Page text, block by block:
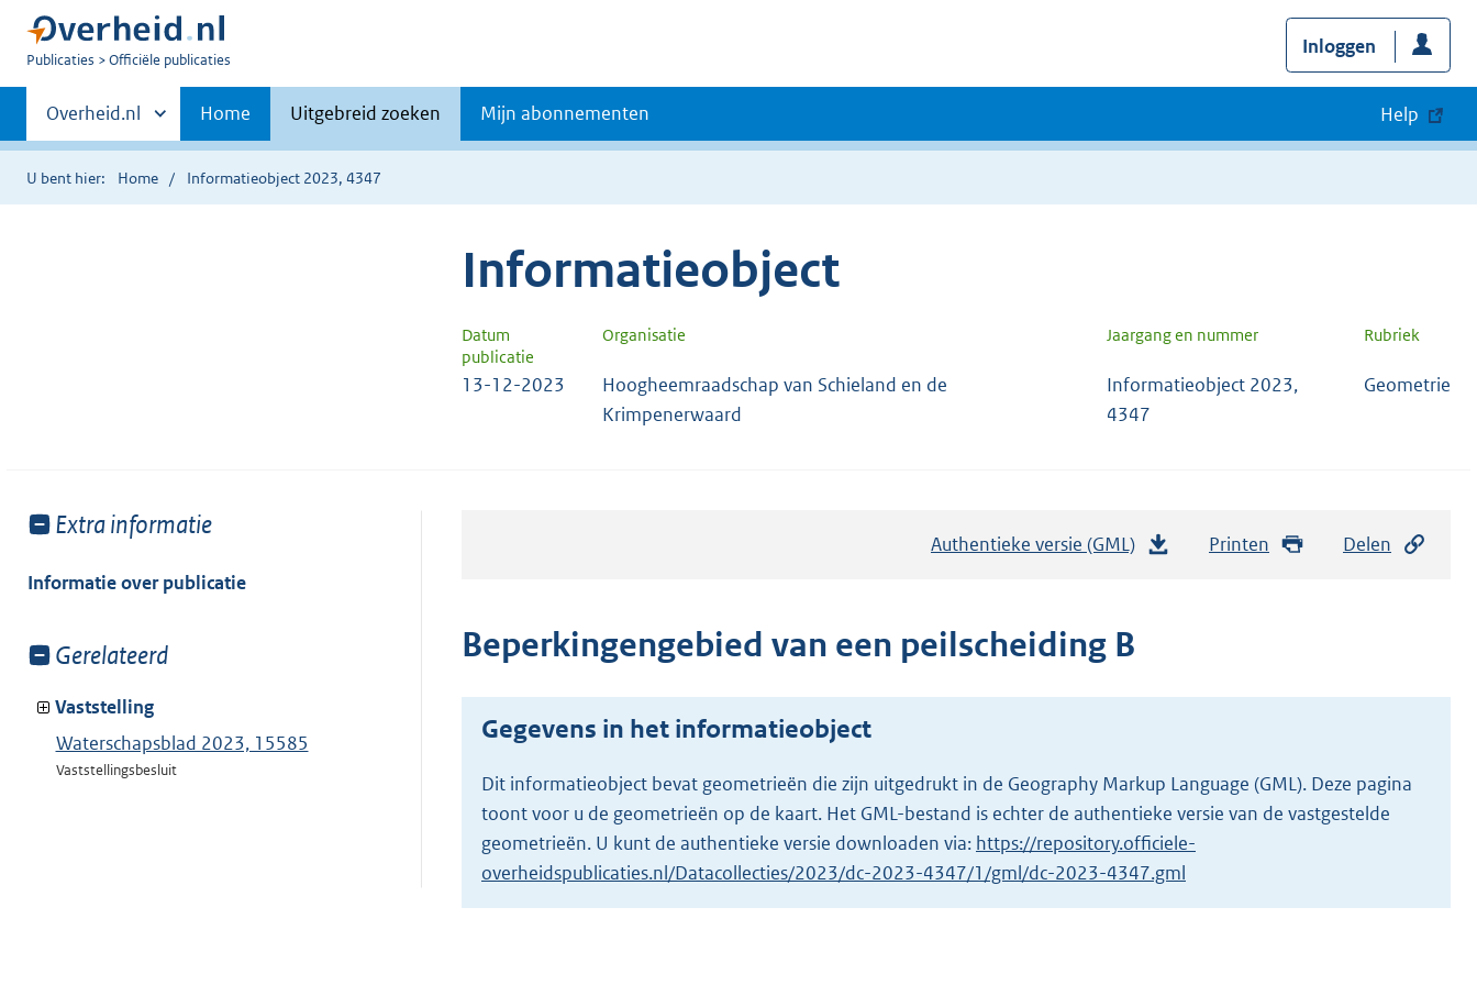
U
Publicaties Officiële publicaties
Inloggen
Primaire
navigatie
Andere
sites
binnen
Overheid.nl Home Uitgebreid zoeken Mijn abonnementen Help
U bent hier: Home Informatieobject 2023, 4347
Informatieobject
Datum
publicatie
Organisatie Jaargang en nummer Rubriek
13-12-2023
Hoogheemraadschap van Schieland en de
Krimpenerwaard
Informatieobject 2023,
4347
Geometrie
Toon
van:
Extra informatie
Informatie over publicatie
Toon
van:
Gerelateerd
Vaststelling
Waterschapsblad 2023, 15585
Vaststellingsbesluit
Authentieke versie (GML)
n
g
r
o
o
Printen Delen
Beperkingengebied van een peilscheiding B
Gegevens in het informatieobject
Dit informatieobject bevat geometrieën die zijn uitgedrukt in de Geography Markup Language (GML). Deze pagina
toont voor u de geometrieën op de kaart. Het GML-bestand is echter de authentieke versie van de vastgestelde
geometrieën. U kunt de authentieke versie downloaden via: https://repository.officiele-
overheidspublicaties.nl/Datacollecties/2023/dc-2023-4347/1/gml/dc-2023-4347.gml